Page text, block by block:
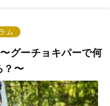
ム
グーチョキパーで何
？〜